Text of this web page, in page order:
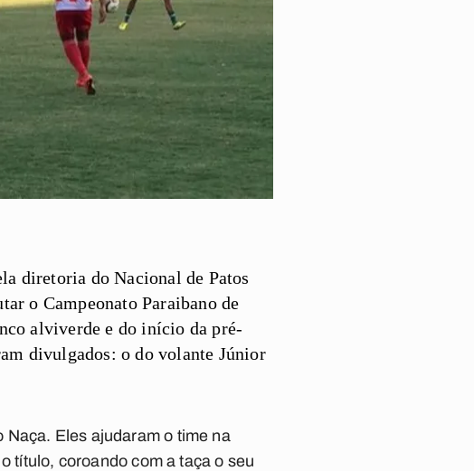
diretoria do Nacional de Patos
o Campeonato Paraibano de
alviverde e do início da pré-
divulgados: o do volante Júnior
Eles ajudaram o time na
título, coroando com a taça o seu